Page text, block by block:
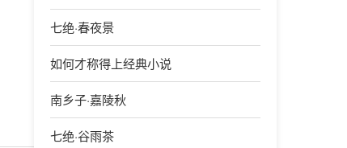
七绝·春夜景
如何才称得上经典小说
南乡子·嘉陵秋
七绝·谷雨茶